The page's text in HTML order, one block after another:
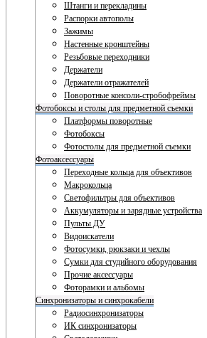
Штанги и перекладины
Распорки автополы
Зажимы
Настенные кронштейны
Резьбовые переходники
Держатели
Держатели отражателей
Поворотные консоли-стробофреймы
Фотобоксы и столы для предметной съемки
Платформы поворотные
Фотобоксы
Фотостолы для предметной съемки
Фотоаксессуары
Переходные кольца для объективов
Макрокольца
Светофильтры для объективов
Аккумуляторы и зарядные устройства
Пульты ДУ
Видоискатели
Фотосумки, рюкзаки и чехлы
Сумки для студийного оборудования
Прочие аксессуары
Фоторамки и альбомы
Синхронизаторы и синхрокабели
Радиосинхронизаторы
ИК синхронизаторы